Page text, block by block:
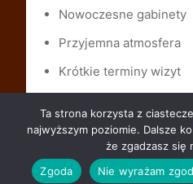
Nowoczesne gabinety
Przyjemna atmosfera
Krótkie terminy wizyt
Płatność gotówką lub
Ta strona korzysta z
najwyższym poziomie. Dalsze
że zgadzasz się
Zgoda
Nie wyrażam